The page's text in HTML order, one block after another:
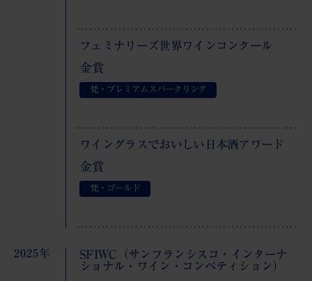
フェミナリーズ世界ワインコンクール
金賞
梵・プレミアムスパークリング
ワイングラスでおいしい日本酒アワード
金賞
梵・ゴールド
2025年
SFIWC（サンフランシスコ・インターナ
ショナル・ワイン・コンペティション）